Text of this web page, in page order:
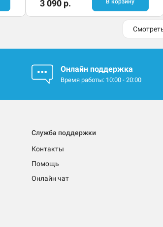
3 090 р. В корзину
Онлайн поддержка
Время работы: 10:00 - 20:00
Служба поддержки
Контакты
Помощь
Онлайн чат